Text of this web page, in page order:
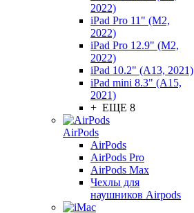
2022)
iPad Pro 11" (M2,
2022)
iPad Pro 12.9" (M2,
2022)
iPad 10.2" (A13, 2021)
iPad mini 8.3" (A15,
2021)
+ ЕЩЕ 8
AirPods
AirPods
AirPods Pro
AirPods Max
Чехлы для
наушников Airpods